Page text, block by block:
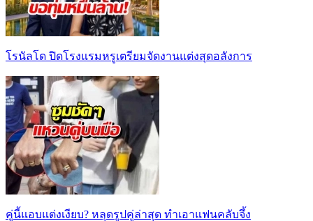
โรนัลโด ปิดโรงแรมหรูเตรียมจัดงานแต่งสุดอลังการ
คู่นี้แอบแต่งเงียบ? หลุดรูปคู่ล่าสุด ทำเอาแฟนคลับจึ้ง